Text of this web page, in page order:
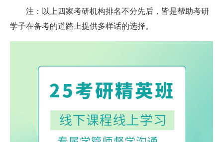
注：以上四家考研机构排名不分先后，皆是帮助考研
学子在备考的道路上提供多样话的选择。